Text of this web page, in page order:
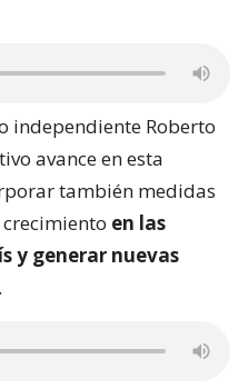
independiente Roberto
avance en esta
también medidas
en las
y generar nuevas
.